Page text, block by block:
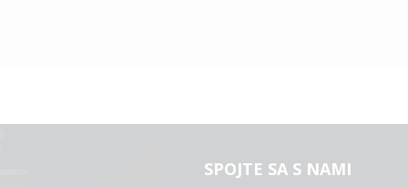
SPOJTE SA S NAMI